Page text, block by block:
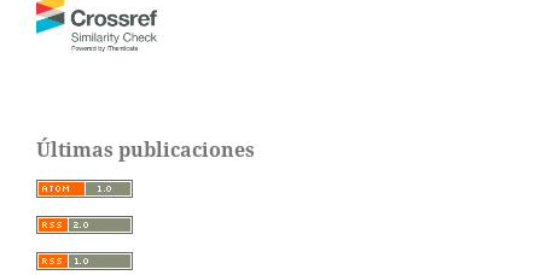
Últimas publicaciones